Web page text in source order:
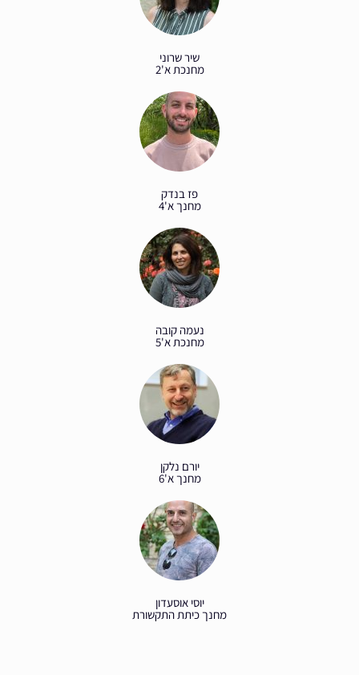
שיר שרוני
מחנכת א'2
פז בנדק
מחנך א'4
נעמה קובה
מחנכת א'5
יורם נלקן
מחנך א'6
יוסי אוסעדון
מחנך כיתת התקשורת